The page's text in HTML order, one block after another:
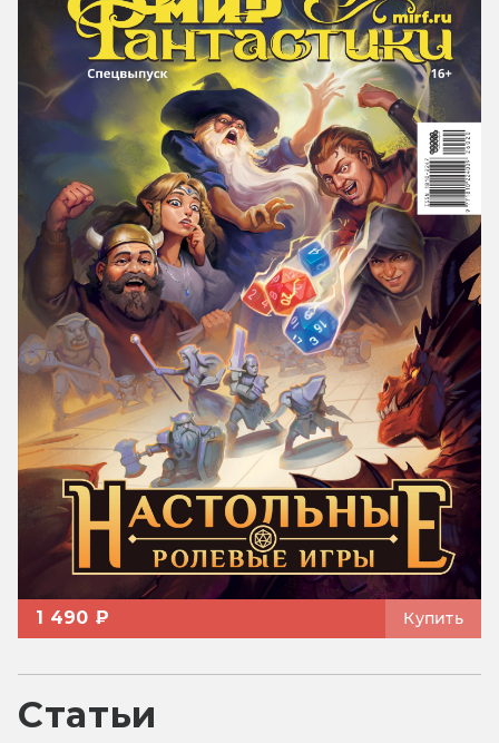
1 490 ₽ Купить
Статьи